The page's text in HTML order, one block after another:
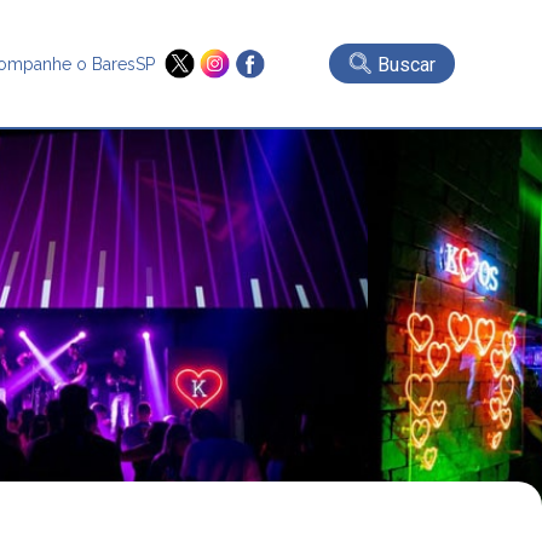
o BaresSP Buscar